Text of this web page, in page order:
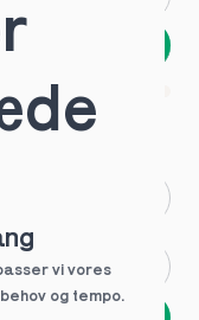
tutor
Andet
vi vores
og tempo.